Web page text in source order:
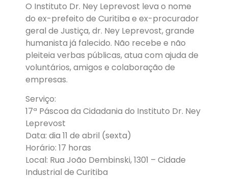
O Instituto Dr. Ney Leprevost leva o nome
do ex-prefeito de Curitiba e ex-procurador
geral de Justiça, dr. Ney Leprevost, grande
humanista já falecido. Não recebe e não
pleiteia verbas públicas, atua com ajuda de
voluntários, amigos e colaboração de
empresas.
Serviço:
17ª Páscoa da Cidadania do Instituto Dr. Ney
Leprevost
Data: dia 11 de abril (sexta)
Horário: 17 horas
Local: Rua João Dembinski, 1301 – Cidade
Industrial de Curitiba